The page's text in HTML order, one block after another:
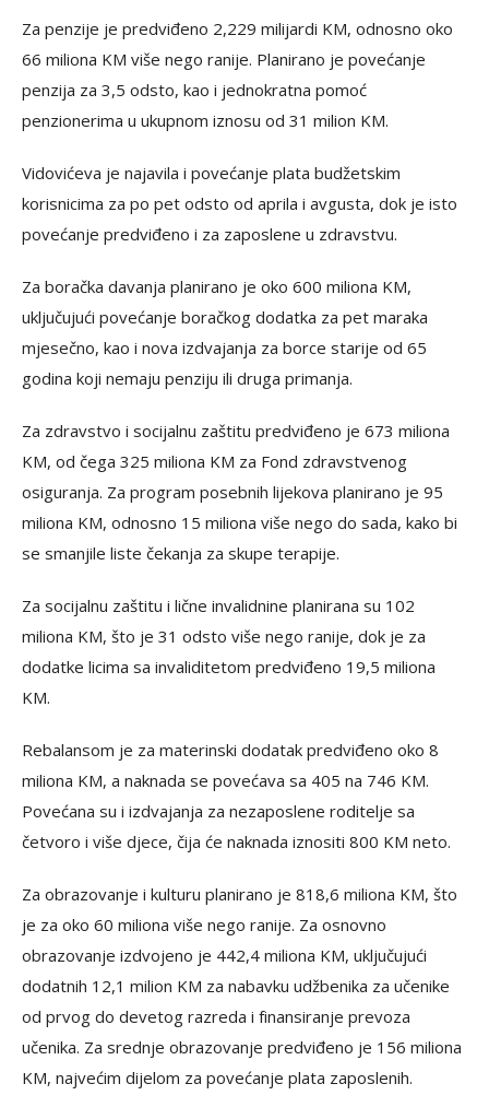
Za penzije je predviđeno 2,229 milijardi KM, odnosno oko
66 miliona KM više nego ranije. Planirano je povećanje
penzija za 3,5 odsto, kao i jednokratna pomoć
penzionerima u ukupnom iznosu od 31 milion KM.
Vidovićeva je najavila i povećanje plata budžetskim
korisnicima za po pet odsto od aprila i avgusta, dok je isto
povećanje predviđeno i za zaposlene u zdravstvu.
Za boračka davanja planirano je oko 600 miliona KM,
uključujući povećanje boračkog dodatka za pet maraka
mjesečno, kao i nova izdvajanja za borce starije od 65
godina koji nemaju penziju ili druga primanja.
Za zdravstvo i socijalnu zaštitu predviđeno je 673 miliona
KM, od čega 325 miliona KM za Fond zdravstvenog
osiguranja. Za program posebnih lijekova planirano je 95
miliona KM, odnosno 15 miliona više nego do sada, kako bi
se smanjile liste čekanja za skupe terapije.
Za socijalnu zaštitu i lične invalidnine planirana su 102
miliona KM, što je 31 odsto više nego ranije, dok je za
dodatke licima sa invaliditetom predviđeno 19,5 miliona
KM.
Rebalansom je za materinski dodatak predviđeno oko 8
miliona KM, a naknada se povećava sa 405 na 746 KM.
Povećana su i izdvajanja za nezaposlene roditelje sa
četvoro i više djece, čija će naknada iznositi 800 KM neto.
Za obrazovanje i kulturu planirano je 818,6 miliona KM, što
je za oko 60 miliona više nego ranije. Za osnovno
obrazovanje izdvojeno je 442,4 miliona KM, uključujući
dodatnih 12,1 milion KM za nabavku udžbenika za učenike
od prvog do devetog razreda i finansiranje prevoza
učenika. Za srednje obrazovanje predviđeno je 156 miliona
KM, najvećim dijelom za povećanje plata zaposlenih.